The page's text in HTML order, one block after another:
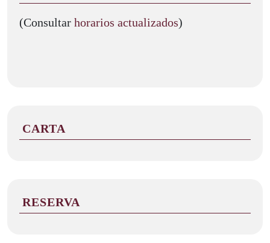
(Consultar horarios actualizados)
CARTA
RESERVA